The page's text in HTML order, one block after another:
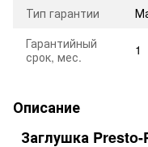
Тип гарантии
Гарантийный
срок, мес.
1
Описание
Заглушка